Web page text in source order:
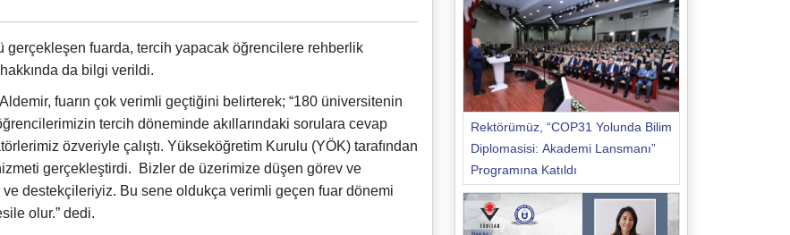
gerçekleşen fuarda, tercih yapacak öğrencilere rehberlik
da bilgi verildi.
fuarın çok verimli geçtiğini belirterek; “180 üniversitenin
tercih döneminde akıllarındaki sorulara cevap
özveriyle çalıştı. Yükseköğretim Kurulu (YÖK) tarafından
gerçekleştirdi. Bizler de üzerimize düşen görev ve
destekçileriyiz. Bu sene oldukça verimli geçen fuar dönemi
olur.” dedi.
Rektörümüz, “COP31 Yolunda Bilim
Diplomasisi: Akademi Lansmanı”
Programına Katıldı